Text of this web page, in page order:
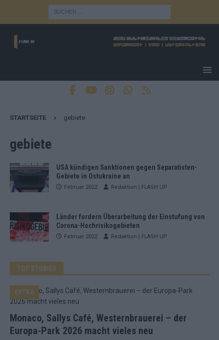
STARTSEITE gebiete
gebiete
USA kündigen Sanktionen gegen Separatisten-
Gebiete in Ostukraine an
Februar 2022 Redaktion | FLASH UP
Länder fordern Überarbeitung der Einstufung von
Corona-Hochrisikogebieten
Februar 2022 Redaktion | FLASH UP
TOP STORIES
Monaco, Sallys Café, Westernbrauerei – der
Europa-Park 2026 macht vieles neu
EXTRA